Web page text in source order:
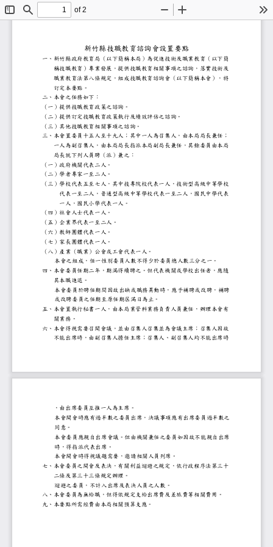
ToggleFind
of 2
Zoom
新竹縣技職教育諮詢會設置要點
一、新竹縣政府教育局（以下簡稱本局）為促進技術及
稱技職教育）專業發展，提供技職教育相關事項之
職業教育法第八條規定，組成技職教育諮詢會（以
訂定本要點。
二、本會之任務如下：
（一）提供技職教育政策之諮詢。
（二）提供訂定技職教育政策執行及績效評估之諮詢。
（三）其他技職教育相關事項之諮詢。
三、本會置委員十五人至十九人；其中一人為召集人，
一人為副召集人，由本局局長指派本局副局長兼任
局長就下列人員聘（派）兼之：
（一）政府機關代表二人。
（二）學者專家一至二人。
（三）學校代表五至
七人，其中技專院校代表一人，技術型高
代表一至二人，普通型高級中等學校代表一至二人，國民中學代
一人，國民小學代表一人。
（四）社會人士代表一人。
（五）企業界代表一至二人。
（六）教師團體代表一人。
（七）家長團體代表一人。
（ 八 ）產業（職業）公會或工會代表一人。
本會之組成，任一性別委員人數不得少於委員總人
四、本會委員任期二年，期滿得續聘之。但代表機關或
其本職進退
。
本會委員於聘任期間因故出缺或職務異動時，應予
或改聘委員之任期至原任期屆滿日為止
。
五、本會置執行秘書一人，由本局業管科業務負責人員
關業務。
六、本會得視需要召開會議，並由召集人召集並為會議
不能出席時，由副召集人擔任主席；召集人、副召
，由出席委員互推一人為主席
。
本會開會時應有過半數之委員出席，決議事項應有
同意
。
本會委員應親自出席會議。但由機關兼任之委員如
時，得指派代表出席
。
本會開會時得視議題需要，邀請相關人員列席
。
七、本會委員之開會及表決，有關利益迴避之規定，依
二條及第三十三條規定辦理
。
迴避之委員，不計入出席及表決人員之人數
。
八、本會委員為無給職，但得依規定支給出席費及差旅
。
九、本要點所需經費由本局相關預算支應
。